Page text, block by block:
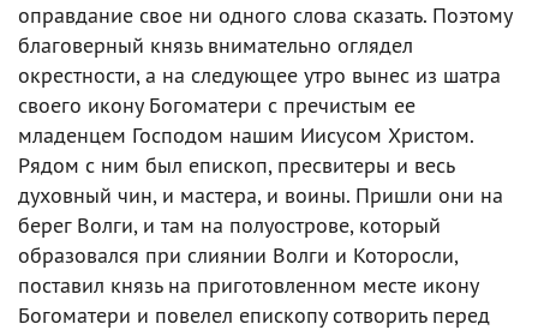
оправдание свое ни одного слова сказать. Поэтому
благоверный князь внимательно оглядел
окрестности, а на следующее утро вынес из шатра
своего икону Богоматери с пречистым ее
младенцем Господом нашим Иисусом Христом.
Рядом с ним был епископ, пресвитеры и весь
духовный чин, и мастера, и воины. Пришли они на
берег Волги, и там на полуострове, который
образовался при слиянии Волги и Которосли,
поставил князь на приготовленном месте икону
Богоматери и повелел епископу сотворить перед